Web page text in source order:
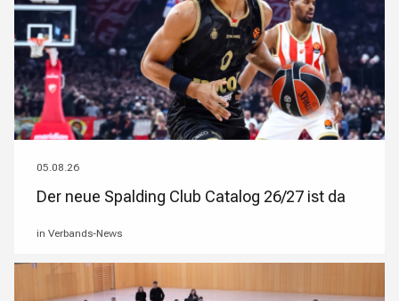
05.08.26
Der neue Spalding Club Catalog 26/27 ist da
in Verbands-News